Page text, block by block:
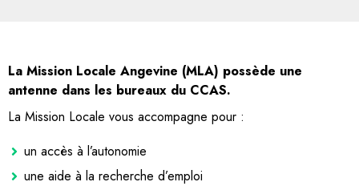
La Mission Locale Angevine (MLA) possède une
antenne dans les bureaux du CCAS.
La Mission Locale vous accompagne pour :
un accès à l’autonomie
une aide à la recherche d’emploi